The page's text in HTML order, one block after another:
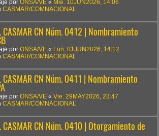
por ONSA/VE « Mié. 10JUN2026, 14:06
CASMAR/COMNACIONAL
CASMAR CN Núm. 0412 | Nombramiento
por ONSA/VE «
Lun. 01JUN2026, 14:12
CASMAR/COMNACIONAL
CASMAR CN Núm. 0411 | Nombramiento
por ONSA/VE « Vie. 29MAY2026, 23:47
CASMAR/COMNACIONAL
CASMAR CN Núm. 0410 | Otorgamiento de